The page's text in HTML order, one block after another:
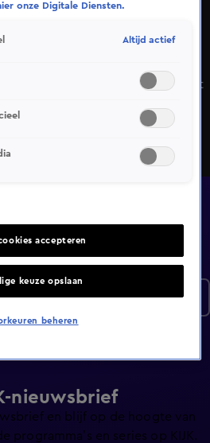
Kanye West, vanavond op het
show in het Gelredome.
eentje houdt het hoofd
samen 1,5 uur lang vast in een
nieuwsbrief
en blijf op de hoogte van
programma’s en series op KIJK.
onze Digitale Diensten.
Altijd actief
accepteren
keuze opslaan
beheren